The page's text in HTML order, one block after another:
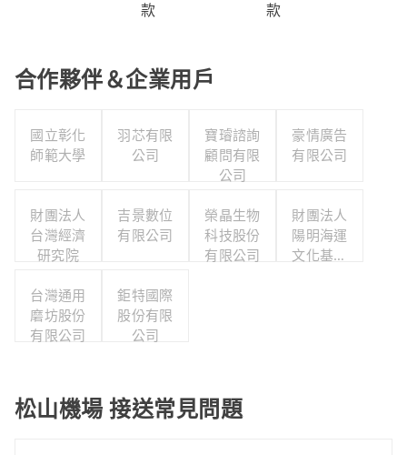
款
款
合作夥伴＆企業用戶
國立彰化
師範大學
羽芯有限
公司
寶璿諮詢
顧問有限
公司
豪情廣告
有限公司
財團法人
台灣經濟
研究院
吉景數位
有限公司
榮晶生物
科技股份
有限公司
財團法人
陽明海運
文化基金
台灣通用
磨坊股份
有限公司
鉅特國際
股份有限
公司
松山機場 接送常見問題